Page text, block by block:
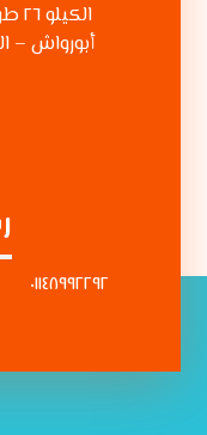
أبورواش –
٠١١٤٨٩٩٢٢٩٢